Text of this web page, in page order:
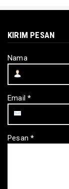
KIRIM PESAN
Nama
Email*
Pesan*